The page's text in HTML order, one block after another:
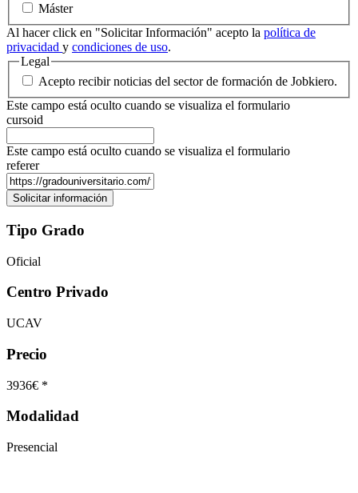
Máster
Al hacer click en "Solicitar Información" acepto la política de
privacidad y condiciones de uso.
Legal
Acepto recibir noticias del sector de formación de Jobkiero.
Este campo está oculto cuando se visualiza el formulario
cursoid
Este campo está oculto cuando se visualiza el formulario
referer
Tipo Grado
Oficial
Centro Privado
UCAV
Precio
3936€ *
Modalidad
Presencial